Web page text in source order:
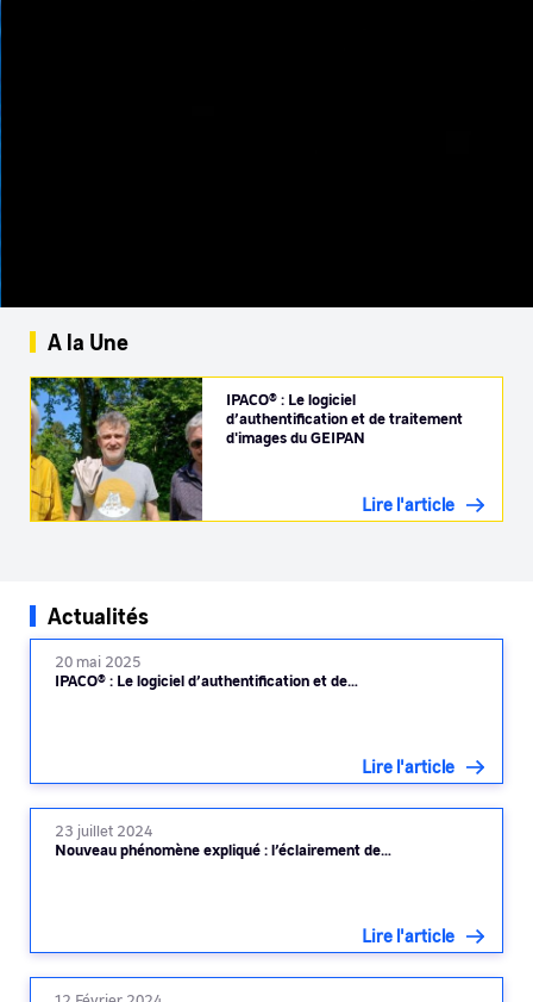
A la Une
IPACO® : Le logiciel
d’authentification et de traitement
d'images du GEIPAN
Lire l'article
Actualités
20 mai 2025
IPACO® : Le logiciel d’authentification et de…
Lire l'article
23 juillet 2024
Nouveau phénomène expliqué : l’éclairement de…
Lire l'article